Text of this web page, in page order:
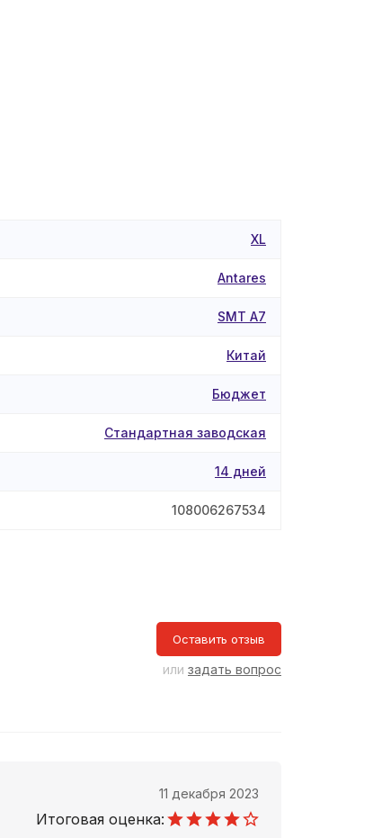
XL
Antares
SMT A7
Китай
Бюджет
Стандартная заводская
14 дней
108006267534
Оставить отзыв
или задать вопрос
11 декабря 2023
Итоговая оценка: